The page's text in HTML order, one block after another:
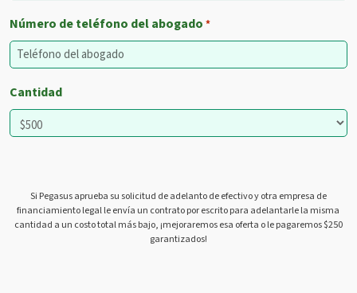
Número de teléfono del abogado *
Cantidad
Si Pegasus aprueba su solicitud de adelanto de efectivo y otra empresa de
financiamiento legal le envía un contrato por escrito para adelantarle la misma
cantidad a un costo total más bajo, ¡mejoraremos esa oferta o le pagaremos $250
garantizados!